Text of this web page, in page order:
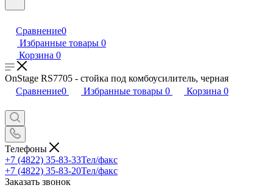
Сравнение0
Избранные товары 0
Корзина 0
OnStage RS7705 - стойка под комбоусилитель, черная
Сравнение0 Избранные товары 0 Корзина 0
Телефоны
+7 (4822) 35-83-33Тел/факс
+7 (4822) 35-83-20Тел/факс
Заказать звонок